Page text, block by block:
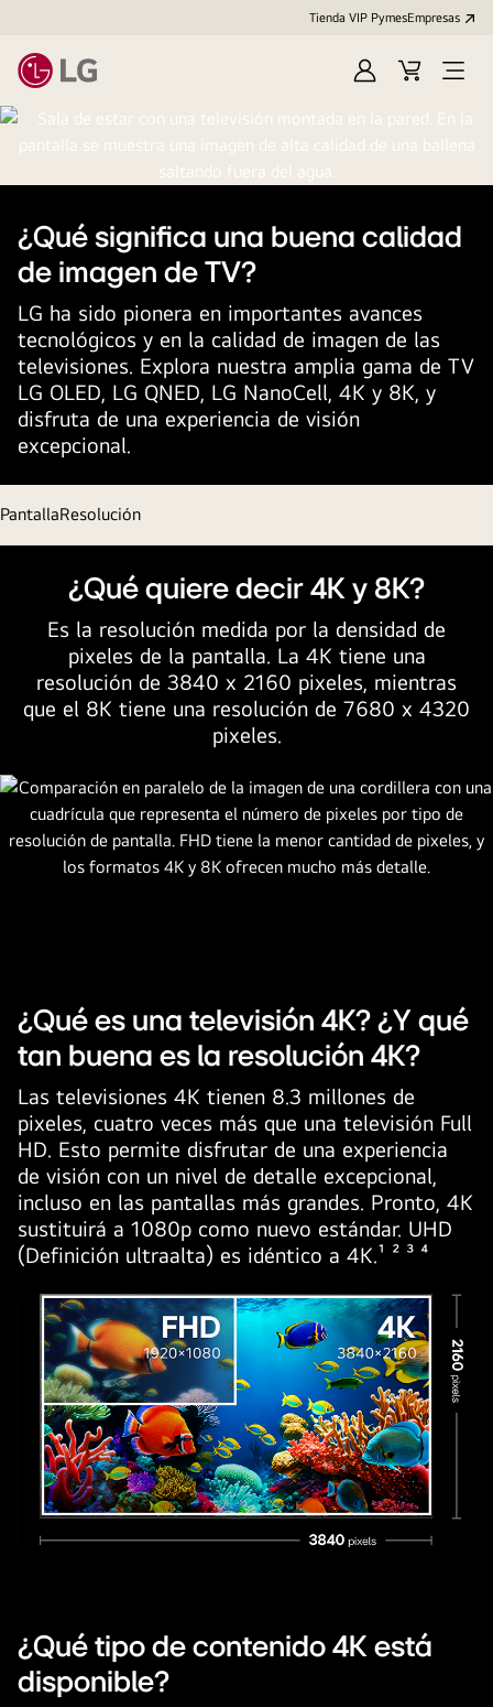
Tienda VIP PymesEmpresas
IniciarCart
Open
¿Qué significa una buena calidad
de imagen de TV?
LG ha sido pionera en importantes avances
tecnológicos y en la calidad de imagen de las
televisiones. Explora nuestra amplia gama de TV
LG OLED, LG QNED, LG NanoCell, 4K y 8K, y
disfruta de una experiencia de visión
excepcional.
PantallaResolución
¿Qué quiere decir 4K y 8K?
Es la resolución medida por la densidad de
pixeles de la pantalla. La 4K tiene una
resolución de 3840 x 2160 pixeles, mientras
que el 8K tiene una resolución de 7680 x 4320
pixeles.
¿Qué es una televisión 4K? ¿Y qué
tan buena es la resolución 4K?
Las televisiones 4K tienen 8.3 millones de
pixeles, cuatro veces más que una televisión Full
HD. Esto permite disfrutar de una experiencia
de visión con un nivel de detalle excepcional,
incluso en las pantallas más grandes. Pronto, 4K
sustituirá a 1080p como nuevo estándar. UHD
(Definición ultraalta) es idéntico a 4K.¹ ² ³ ⁴
¿Qué tipo de contenido 4K está
disponible?